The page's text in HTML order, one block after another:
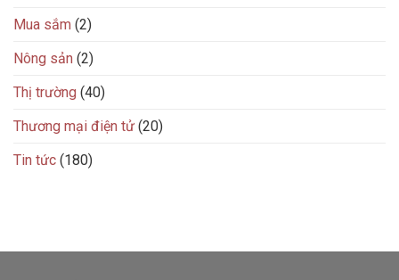
Mua sắm (2)
Nông sản (2)
Thị trường (40)
Thương mại điện tử (20)
Tin tức (180)